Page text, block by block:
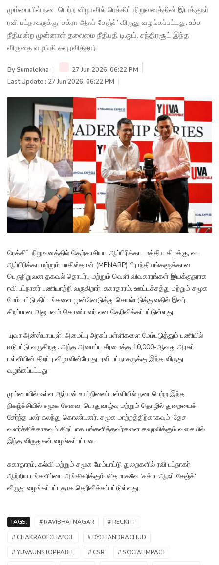
மும்பையில் நடைபெற்ற விழாவில் ரெக்கிட் நிறுவனத்தின் இயக்குநர்
ரவி பட்நாகருக்கு ‘சக்ரா ஆஃப் சேஞ்ச்’ விருது வழங்கப்பட்டது. உச்ச
நீதிமன்ற முன்னாள் தலைமை நீதிபதி டி.ஒய். சந்திரசூட் இந்த
விருதை வழங்கி கவுரவித்தார்.
BySumalekha
27 Jun 2026, 06:22 PM
Last Update : 27 Jun 2026, 06:22 PM
ரெக்கிட் நிறுவனத்தில் தெற்காசியா, ஆப்பிரிக்கா, மத்திய கிழக்கு, வட
ஆப்பிரிக்கா மற்றும் பாகிஸ்தான் (MENARP) பிராந்தியங்களுக்கான
பெருநிறுவன தகவல் தொடர்பு மற்றும் வெளி விவகாரங்கள் இயக்குநராக
ரவி பட்நாகர் பணியாற்றி வருகிறார். சுகாதாரம், ஊட்டச்சத்து மற்றும் சமூக
மேம்பாட்டு திட்டங்களை முன்னெடுத்து செயல்படுத்துவதில் இவர்
சிறப்பான அனுபவம் கொண்டவர் என தெரிவிக்கப்பட்டுள்ளது.
‘யுவா அன்ஸ்டாபபுள்’ அமைப்பு அரசுப் பள்ளிகளை மேம்படுத்தும் பணியில்
ஈடுபட்டு வருகிறது. அந்த அமைப்பு சீரமைத்த 10,000-ஆவது அரசுப்
பள்ளியின் திறப்பு விழாவின்போது, ரவி பட்நாகருக்கு இந்த விருது
வழங்கப்பட்டது.
மும்பையில் உள்ள ஆர்யன் உயர்நிலைப் பள்ளியில் நடைபெற்ற இந்த
நிகழ்ச்சியில் சமூக சேவை, பொதுவாழ்வு மற்றும் தொழில் துறையைச்
சேர்ந்த பலர் கலந்து கொண்டனர். சமூக மாற்றத்திற்காகவும், தேச
வளர்ச்சிக்காகவும் சிறப்பாக பங்களித்தவர்களை கவுரவிக்கும் வகையில்
இந்த விருதுகள் வழங்கப்பட்டன.
சுகாதாரம், கல்வி மற்றும் சமூக மேம்பாட்டு துறைகளில் ரவி பட்நாகர்
ஆற்றிய பங்களிப்பை அங்கீகரிக்கும் விதமாகவே ‘சக்ரா ஆஃப் சேஞ்ச்’
விருது வழங்கப்பட்டதாக தெரிவிக்கப்பட்டுள்ளது.
TAGS: # RAVIBHATNAGAR
# RECKITT
# CHAKRAOFCHANGE
# DYCHANDRACHUD
# YUVAUNSTOPPABLE
# CSR
# SOCIALIMPACT